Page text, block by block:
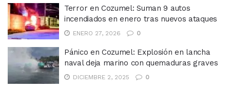
Terror en Cozumel: Suman 9 autos
incendiados en enero tras nuevos ataques
ENERO 27, 2026 0
Pánico en Cozumel: Explosión en lancha
naval deja marino con quemaduras graves
DICIEMBRE 2, 2025 0